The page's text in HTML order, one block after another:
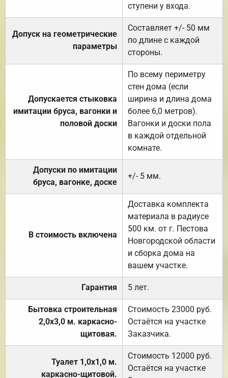
ступени у входа.
Допуск на геометрические
параметры
Составляет +/- 50 мм
по длине с каждой
стороны.
Допускается стыковка
имитации бруса, вагонки и
половой доски
По всему периметру
стен дома (если
ширина и длина дома
более 6,0 метров).
Вагонки и доски пола
в каждой отдельной
комнате.
Допуски по имитации
бруса, вагонке, доске
+/- 5 мм.
В стоимость включена
Доставка комплекта
материала в радиусе
500 км. от г. Пестова
Новгородской области
и сборка дома на
вашем участке.
Гарантия 5 лет.
Бытовка строительная
2,0х3,0 м. каркасно-
щитовая.
Стоимость 23000 руб.
Остаётся на участке
Заказчика.
Туалет 1,0х1,0 м.
каркасно-щитовой.
Стоимость 12000 руб.
Остаётся на участке